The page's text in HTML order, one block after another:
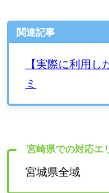
関連記事
【実際に利用し
ミ
宮崎県での対応エ
宮城県全域